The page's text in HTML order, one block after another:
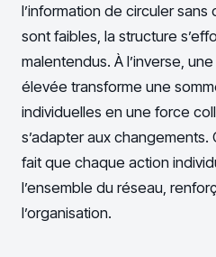
l’information de circuler sans
sont faibles, la structure
malentendus. À l’inverse,
élevée transforme une
individuelles en une force
s’adapter aux
fait que chaque action
l’ensemble du réseau,
l’organisation.